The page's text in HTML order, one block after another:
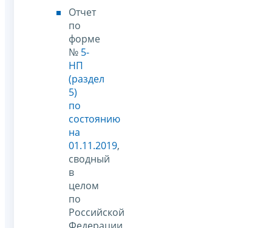
Отчет
по
форме
№ 5-
НП
(раздел
5)
по
состоянию
на
01.11.2019,
сводный
в
целом
по
Российской